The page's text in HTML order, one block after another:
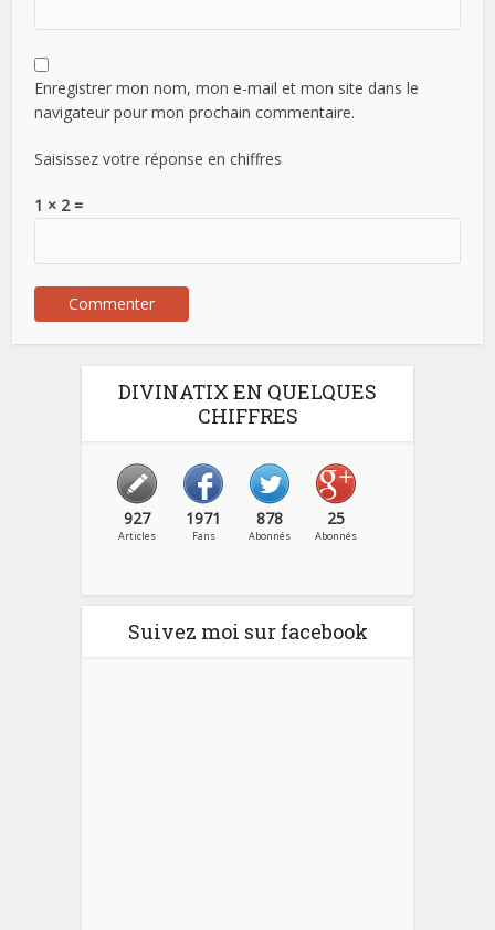
Enregistrer mon nom, mon e-mail et mon site dans le
navigateur pour mon prochain commentaire.
Saisissez votre réponse en chiffres
1 × 2 =
DIVINATIX EN QUELQUES
CHIFFRES
927
Articles
1971
Fans
878
Abonnés
25
Abonnés
Suivez moi sur facebook